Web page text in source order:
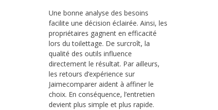
Une bonne analyse des besoins
facilite une décision éclairée. Ainsi, les
propriétaires gagnent en efficacité
lors du toilettage. De surcroît, la
qualité des outils influence
directement le résultat. Par ailleurs,
les retours d’expérience sur
Jaimecomparer aident à affiner le
choix. En conséquence, l’entretien
devient plus simple et plus rapide.